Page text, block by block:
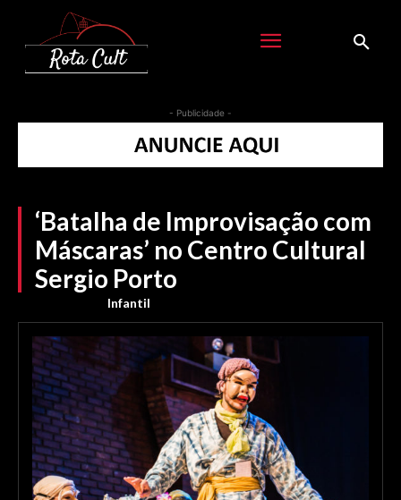
- Publicidade -
‘Batalha de Improvisação com
Máscaras’ no Centro Cultural
Sergio Porto
Infantil